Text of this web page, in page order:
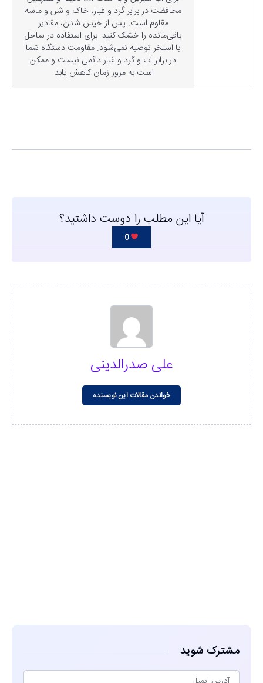
محافظت در برابر گرد و غبار، خاک و شن و ماسه
مقاوم است. پس از خیس شدن، مقادیر
باقی‌مانده را خشک کنید. برای استفاده در ساحل
یا استخر توصیه نمی‌شود. مقاومت دستگاه شما
در برابر آب و گرد و غبار دائمی نیست و ممکن
است به مرور زمان کاهش یابد.
آیا این مطلب را دوست داشتید؟
0
علی صدرالدینی
خواندن مقالات این نویسنده
مشترک شوید